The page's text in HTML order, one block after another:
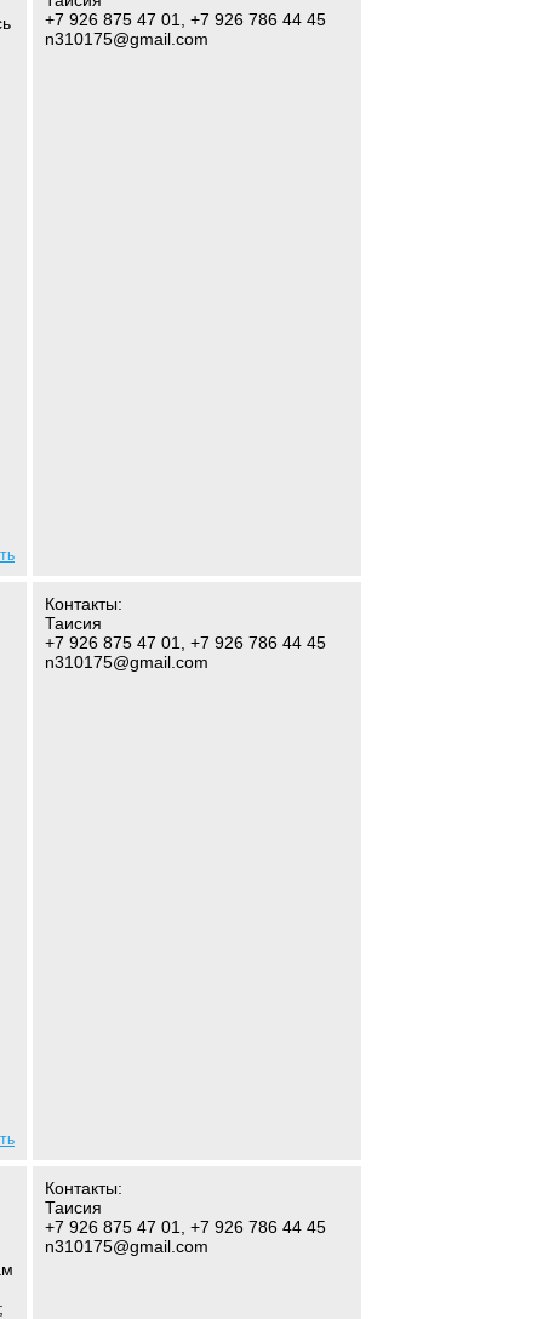
+7 926 875 47 01, +7 926 786 44 45
n310175@gmail.com
Контакты:
Таисия
+7 926 875 47 01, +7 926 786 44 45
n310175@gmail.com
Контакты:
Таисия
+7 926 875 47 01, +7 926 786 44 45
n310175@gmail.com